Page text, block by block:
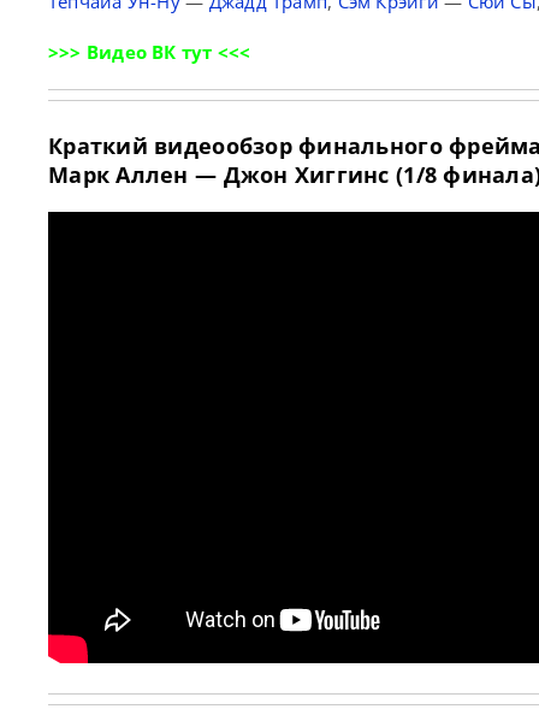
>>> Видео ВК тут <<<
Краткий видеообзор финального
Марк Аллен — Джон Хиггинс (1/8